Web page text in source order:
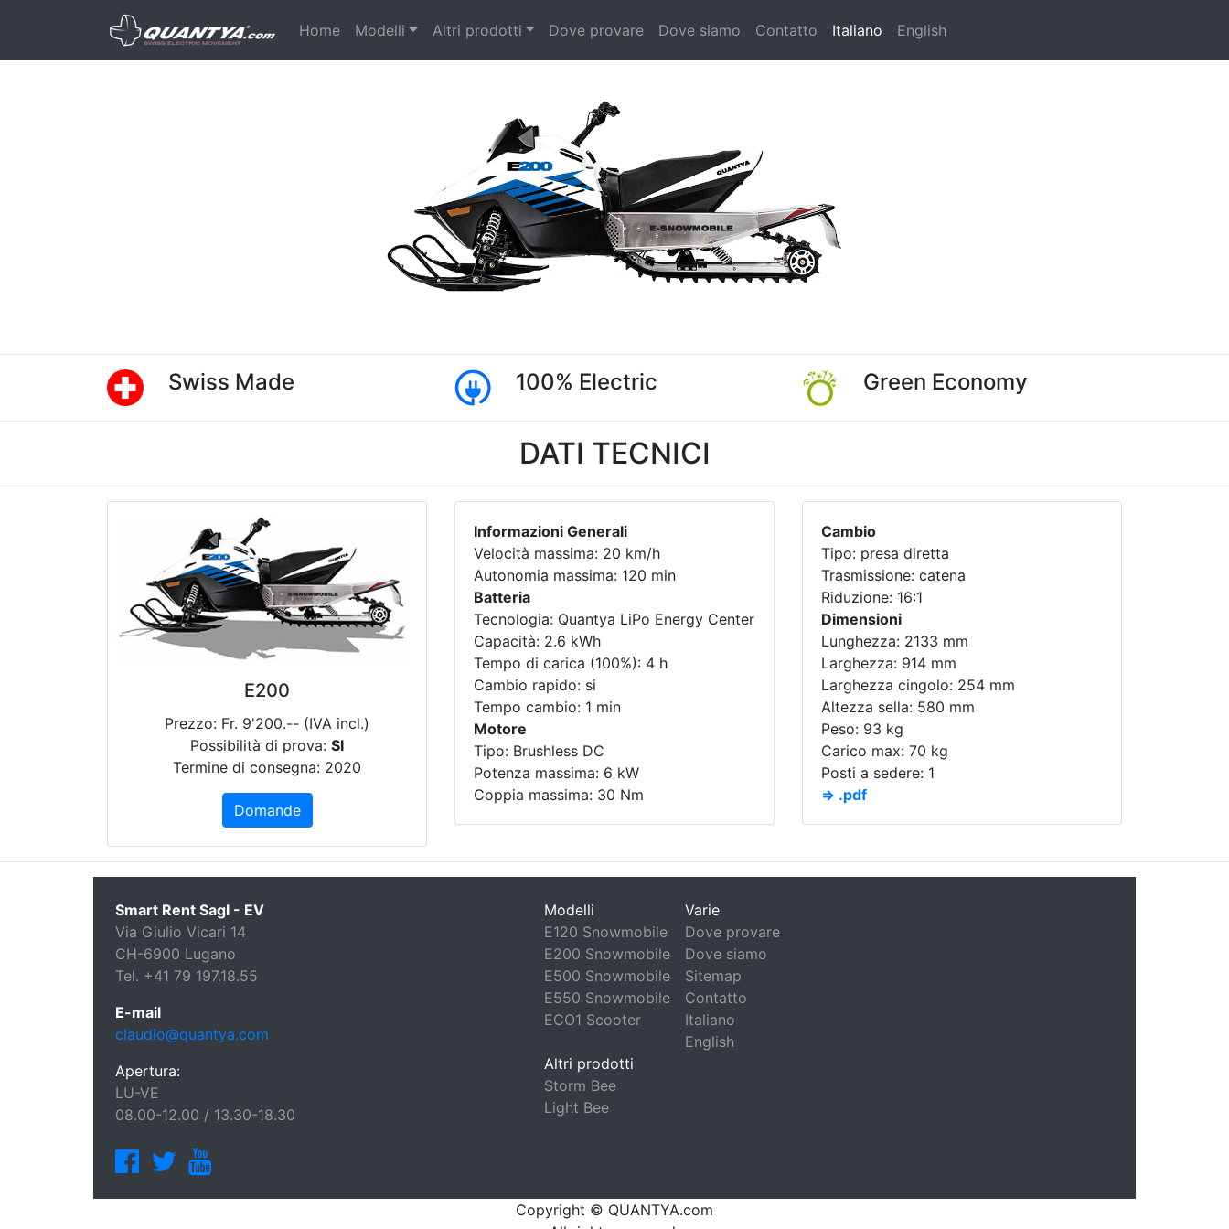
Home(current)
Modelli Altri prodotti Dove provare Dove siamo Contatto Italiano (current)
English
Swiss Made 100% Electric Green Economy
DATI TECNICI
E200
Prezzo: Fr. 9'200.-- (IVA incl.)
Possibilità di prova: SI
Termine di consegna: 2020
Domande
Informazioni Generali
Velocità massima: 20 km/h
Autonomia massima: 120 min
Batteria
Tecnologia: Quantya LiPo Energy Center
Capacità: 2.6 kWh
Tempo di carica (100%): 4 h
Cambio rapido: si
Tempo cambio: 1 min
Motore
Tipo: Brushless DC
Potenza massima: 6 kW
Coppia massima: 30 Nm
Cambio
Tipo: presa diretta
Trasmissione: catena
Riduzione: 16:1
Dimensioni
Lunghezza: 2133 mm
Larghezza: 914 mm
Larghezza cingolo: 254 mm
Altezza sella: 580 mm
Peso: 93 kg
Carico max: 70 kg
Posti a sedere: 1
⇒ .pdf
Smart Rent Sagl - EV
Via Giulio Vicari 14
CH-6900 Lugano
Tel. +41 79 197.18.55
E-mail
claudio@quantya.com
Apertura:
LU-VE
08.00-12.00 / 13.30-18.30
Modelli
E120 Snowmobile
E200 Snowmobile
E500 Snowmobile
E550 Snowmobile
ECO1 Scooter
Altri prodotti
Storm Bee
Light Bee
Varie
Dove provare
Dove siamo
Sitemap
Contatto
Italiano
English
Copyright © QUANTYA.com